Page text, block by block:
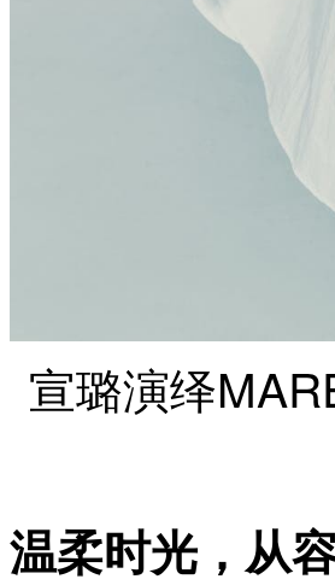
宣璐演绎
温柔时光，从